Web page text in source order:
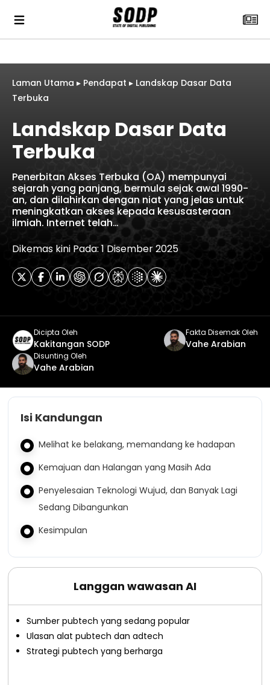
Laman Utama ▸ Pendapat ▸ Landskap Dasar Data
Terbuka
Landskap Dasar Data
Terbuka
Penerbitan Akses Terbuka (OA) mempunyai
sejarah yang panjang, bermula sejak awal 1990-
an, dan dilahirkan dengan niat yang jelas untuk
meningkatkan akses kepada kesusasteraan
ilmiah. Internet telah…
Dikemas kini Pada: 1 Disember 2025
Dicipta Oleh
Kakitangan SODP
Fakta Disemak Oleh
Vahe Arabian
Disunting Oleh
Vahe Arabian
Isi Kandungan
Melihat ke belakang, memandang ke hadapan
Kemajuan dan Halangan yang Masih Ada
Penyelesaian Teknologi Wujud, dan Banyak Lagi
Sedang Dibangunkan
Kesimpulan
Langgan wawasan AI
Sumber pubtech yang sedang popular
Ulasan alat pubtech dan adtech
Strategi pubtech yang berharga